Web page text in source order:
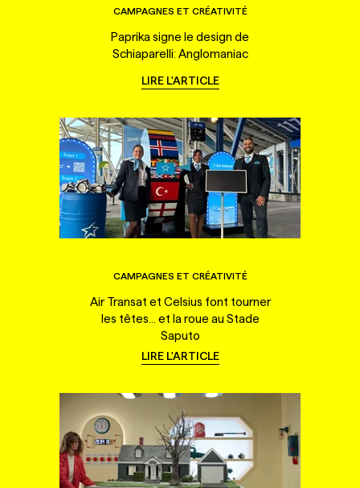
CAMPAGNES ET CRÉATIVITÉ
Paprika signe le design de
Schiaparelli: Anglomaniac
LIRE L'ARTICLE
CAMPAGNES ET CRÉATIVITÉ
Air Transat et Celsius font tourner
les têtes... et la roue au Stade
Saputo
LIRE L'ARTICLE